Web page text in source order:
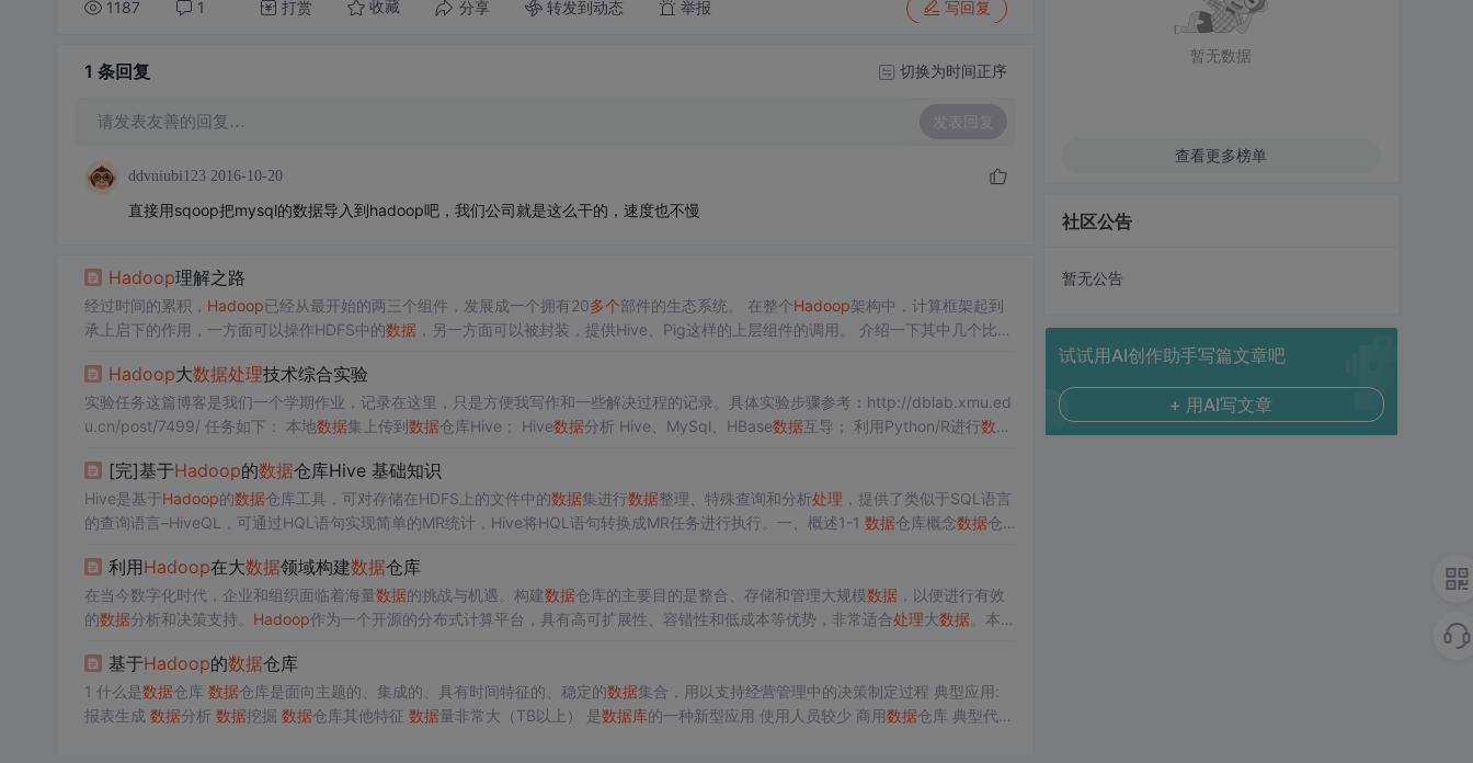
1187 1 打赏 收藏 分享 转发到动态 举报 写回复
1 条回复 切换为时间正序
请发表友善的回复… 发表回复
ddvniubi123 2016-10-20
直接用sqoop把mysql的数据导入到hadoop吧，我们公司就是这么干的，速度也不慢
Hadoop理解之路
经过时间的累积， Hadoop已经从最开始的两三个组件，发展成一个拥有20多个 部件的生态系统。 在整个Hadoop架构中，计算框架起到
承上启下的作用，一方面可以操作HDFS中的数据，另一方面可以被封装，提供Hive、Pig这样的上层组件的调用。 介绍一下其中几个比较
工具，可以将结构化的数据文件映射为一张
Hadoop大数据处理技术综合实验
实验任务这篇博客是我们一个学期作业，记录在这里，只是方便我写作和一些解决过程的记录。具体实验步骤参考：http://dblab.xmu.ed
u.cn/post/7499/ 任务如下： 本地数据集上传到数据仓库Hive； Hive数据分析 Hive、MySql、HBase数据互导； 利用Python/R进行数据
[完]基于Hadoop的数据仓库Hive 基础知识
Hive是基于Hadoop的数据仓库工具，可对存储在HDFS上的文件中的数据集进行数据整理、特殊查询和分析处理 ，提供了类似于SQL语言
的查询语言–HiveQL，可通过HQL语句实现简单的MR统计，Hive将HQL语句转换成MR任务进行执行。一、概述1-1 数据仓库概念数据仓
利用Hadoop在大数据领域构建数据仓库
在当今数字化时代，企业和组织面临着海量数据的挑战与机遇。构建数据仓库的主要目的是整合、存储和管理大规模数据，以便进行有效
的数据分析和决策支持。 Hadoop作为一个开源的分布式计算平台，具有高可扩展性、容错性和低成本等优势，非常适合处理大数据。本文
集、存储、处理和分析等环节。本文将按照以下结构进行组织：首先介绍
基于Hadoop的数据仓库
1 什么是数据仓库 数据仓库是面向主题的、集成的、具有时间特征的、稳定的数据集合，用以支持经营管理中的决策制定过程 典型应用:
报表生成 数据分析 数据挖掘 数据仓库其他特征 数据量非常大（TB以上） 是数据库 的一种新型应用 使用人员较少 商用数据仓库 典型代
暂无数据
查看更多榜单
社区公告
暂无公告
试试用AI创作助手写篇文章吧
+ 用AI写文章